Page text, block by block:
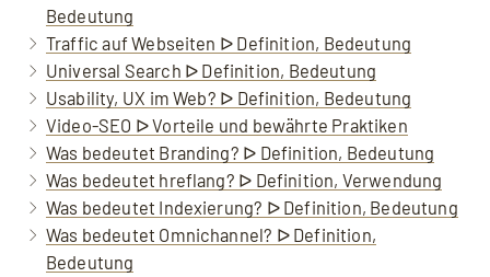
Bedeutung
Traffic auf Webseiten ᐅ Definition, Bedeutung
Universal Search ᐅ Definition, Bedeutung
Usability, UX im Web? ᐅ Definition, Bedeutung
Video-SEO ᐅ Vorteile und bewährte Praktiken
Was bedeutet Branding? ᐅ Definition, Bedeutung
Was bedeutet hreflang? ᐅ Definition, Verwendung
Was bedeutet Indexierung? ᐅ Definition, Bedeutung
Was bedeutet Omnichannel? ᐅ Definition,
Bedeutung